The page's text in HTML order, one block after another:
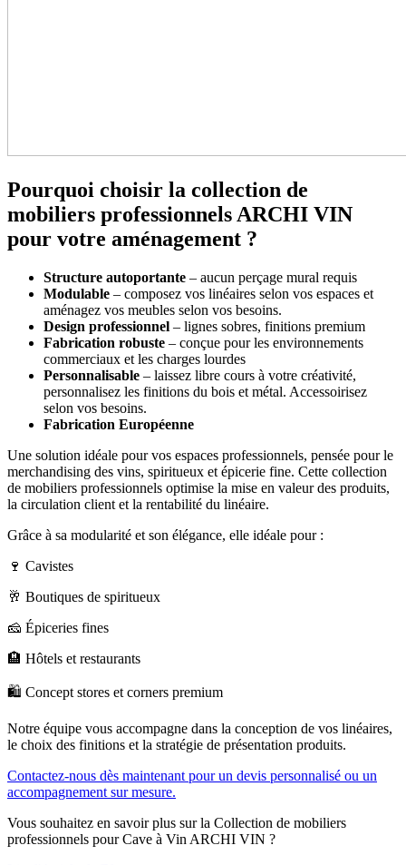
Pourquoi choisir la collection de
mobiliers professionnels ARCHI VIN
pour votre aménagement ?
Structure autoportante – aucun perçage mural requis
Modulable – composez vos linéaires selon vos espaces et
aménagez vos meubles selon vos besoins.
Design professionnel – lignes sobres, finitions premium
Fabrication robuste – conçue pour les environnements
commerciaux et les charges lourdes
Personnalisable – laissez libre cours à votre créativité,
personnalisez les finitions du bois et métal. Accessoirisez
selon vos besoins.
Fabrication Européenne
Une solution idéale pour vos espaces professionnels, pensée pour le
merchandising des vins, spiritueux et épicerie fine. Cette collection
de mobiliers professionnels optimise la mise en valeur des produits,
la circulation client et la rentabilité du linéaire.
Grâce à sa modularité et son élégance, elle idéale pour :
🍷 Cavistes
🥂 Boutiques de spiritueux
🧀 Épiceries fines
🏨 Hôtels et restaurants
🛍️ Concept stores et corners premium
Notre équipe vous accompagne dans la conception de vos linéaires,
le choix des finitions et la stratégie de présentation produits.
Contactez-nous dès maintenant pour un devis personnalisé ou un
accompagnement sur mesure.
Vous souhaitez en savoir plus sur la Collection de mobiliers
professionnels pour Cave à Vin ARCHI VIN ?